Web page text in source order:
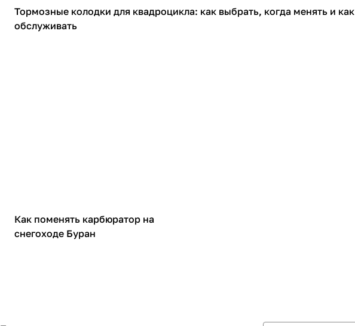
Запчасти
Тормозные колодки для квадроцикла: как выбрать, когда менять и как
обслуживать
Запчасти
Как поменять карбюратор на
снегоходе Буран